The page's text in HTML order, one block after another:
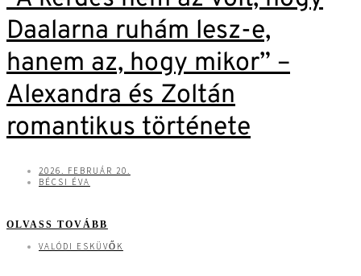
Daalarna ruhám lesz-e,
hanem az, hogy mikor” –
Alexandra és Zoltán
romantikus története
2026. FEBRUÁR 20.
BÉCSI ÉVA
OLVASS TOVÁBB
VALÓDI ESKÜVŐK